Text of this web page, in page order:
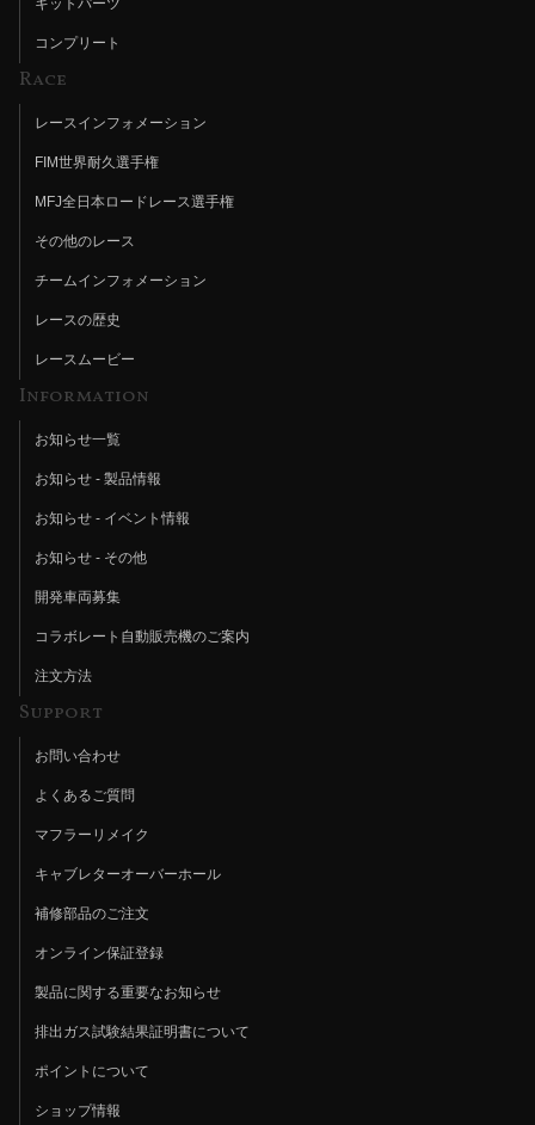
コンプリート
Race
レースインフォメーション
FIM世界耐久選手権
MFJ全日本ロードレース選手権
その他のレース
チームインフォメーション
レースの歴史
レースムービー
Information
お知らせ一覧
お知らせ - 製品情報
お知らせ - イベント情報
お知らせ - その他
開発車両募集
コラボレート自動販売機のご案内
注文方法
Support
お問い合わせ
よくあるご質問
マフラーリメイク
キャブレターオーバーホール
補修部品のご注文
オンライン保証登録
製品に関する重要なお知らせ
排出ガス試験結果証明書について
ポイントについて
ショップ情報